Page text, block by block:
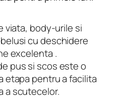
viata, body-urile si
cu deschidere
excelenta .
pus si scos este o
etapa pentru a facilita
a scutecelor.